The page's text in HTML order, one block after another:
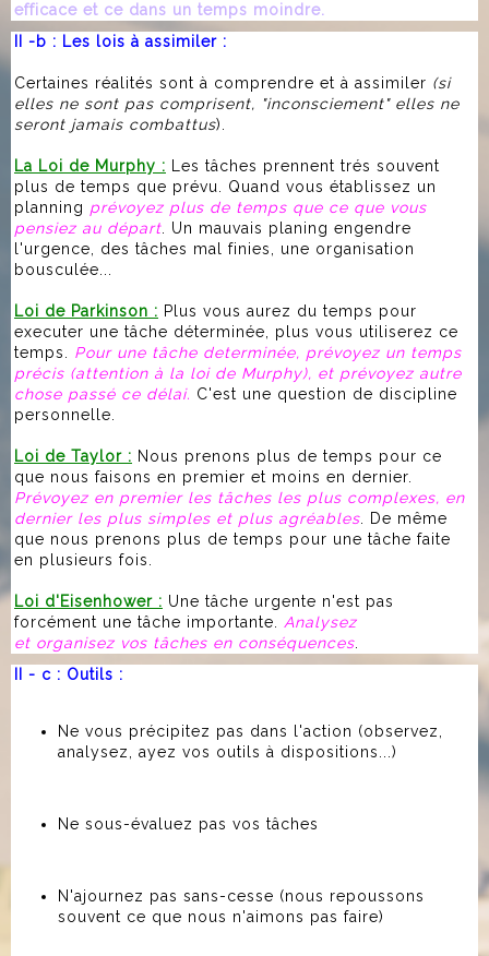
efficace et ce dans un temps moindre.
II -b : Les lois à assimiler :
Certaines réalités sont à comprendre et à assimiler (si
elles ne sont pas comprisent, "inconsciement" elles ne
seront jamais combattus).
La Loi de Murphy : Les tâches prennent trés souvent
plus de temps que prévu. Quand vous établissez un
planning prévoyez plus de temps que ce que vous
pensiez au départ . Un mauvais planing engendre
l'urgence, des tâches mal finies, une organisation
bousculée...
Loi de Parkinson : Plus vous aurez du temps pour
executer une tâche déterminée, plus vous utiliserez ce
temps. Pour une tâche determinée, prévoyez un temps
précis (attention à la loi de Murphy), et prévoyez autre
chose passé ce délai. C'est une question de discipline
personnelle.
Loi de Taylor : Nous prenons plus de temps pour ce
que nous faisons en premier et moins en dernier.
Prévoyez en premier les tâches les plus complexes, en
dernier les plus simples et plus agréables . De même
que nous prenons plus de temps pour une tâche faite
en plusieurs fois.
Loi d'Eisenhower : Une tâche urgente n'est pas
forcément une tâche importante.
Analysez
et organisez vos tâches en conséquences
II - c : Outils :
Ne vous précipitez pas dans l'action (observez,
analysez, ayez vos outils à dispositions...)
Ne sous-évaluez pas vos tâches
N'ajournez pas sans-cesse (nous repoussons
souvent ce que nous n'aimons pas faire)